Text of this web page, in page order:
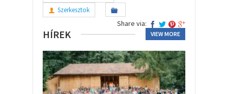
Szerkesztok
Share via:
HÍREK VIEW MORE